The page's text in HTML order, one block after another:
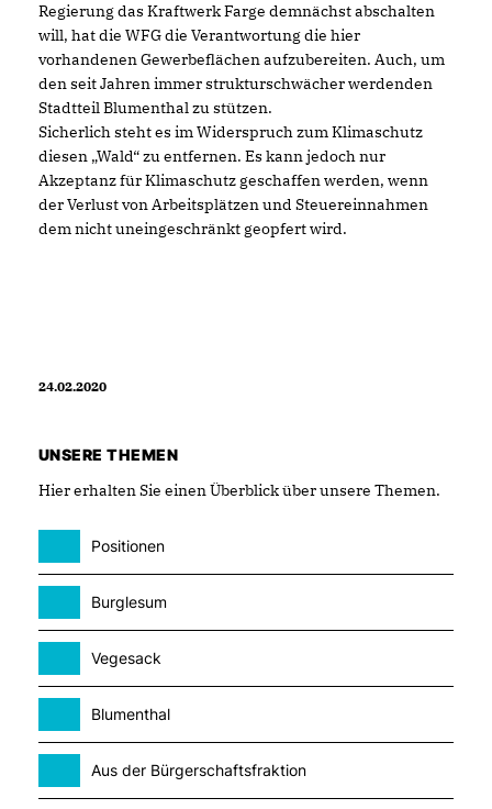
Regierung das Kraftwerk Farge demnächst abschalten
will, hat die WFG die Verantwortung die hier
vorhandenen Gewerbeflächen aufzubereiten. Auch, um
den seit Jahren immer strukturschwächer werdenden
Stadtteil Blumenthal zu stützen.
Sicherlich steht es im Widerspruch zum Klimaschutz
diesen „Wald“ zu entfernen. Es kann jedoch nur
Akzeptanz für Klimaschutz geschaffen werden, wenn
der Verlust von Arbeitsplätzen und Steuereinnahmen
dem nicht uneingeschränkt geopfert wird.
24.02.2020
UNSERE THEMEN
Hier erhalten Sie einen Überblick über unsere Themen.
Positionen
Burglesum
Vegesack
Blumenthal
Aus der Bürgerschaftsfraktion